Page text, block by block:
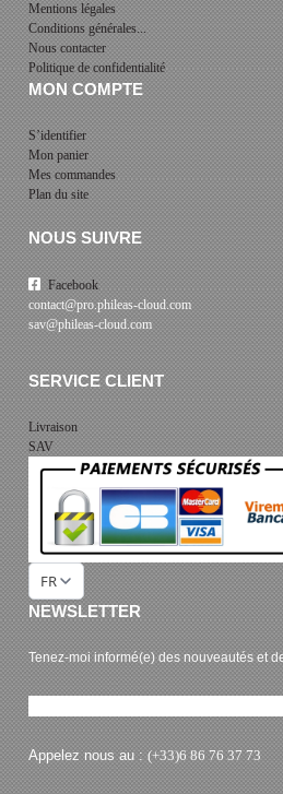
Mentions légales
Conditions générales...
Nous contacter
Politique de confidentialité
MON COMPTE
S’identifier
Mon panier
Mes commandes
Plan du site
NOUS SUIVRE
Facebook
contact@pro.phileas-cloud.com
sav@phileas-cloud.com
SERVICE CLIENT
Livraison
SAV
FR
NEWSLETTER
Tenez-moi informé(e) des nouveautés et
Appelez nous au : (+33)6 86 76 37 73